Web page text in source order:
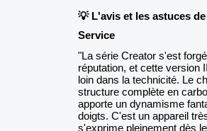
💡 L'avis et les astuces
Service
"La série Creator s'est
réputation, et cette version
loin dans la technicité. Le
structure complète en
apporte un dynamisme
doigts. C'est un appareil
s'exprime pleinement dès